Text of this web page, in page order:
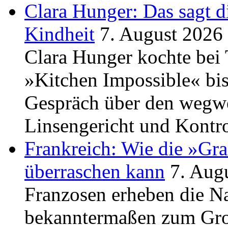
Clara Hunger: Das sagt
Kindheit 7. August 2026
Clara Hunger kochte
»Kitchen Impossible«
Gespräch über den
Linsengericht und
Frankreich: Wie die
überraschen kann 7.
Franzosen erheben die
bekanntermaßen zum